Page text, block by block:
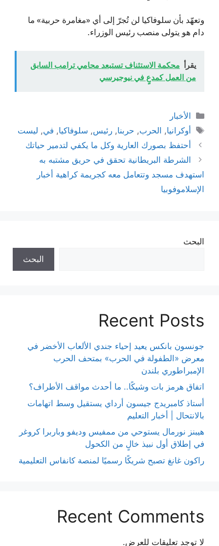
وتعهّد بأن سلوفاكيا لن تُجرّ إلى أي «مغامرة حربية» ما
دام هو يتولى منصب رئيس الوزراء.
يقرأ محكمة الاستئناف تستبعد محامي ترامب السابق
من العمل كمدعٍ في نيوجيرسي
التصنيفات
الأخبار
الوسوم
أوكرانيا, الحرب, حربنا,رئيس, سلوفاكيا, في, ليست
أحتفظ بصورك العارية وكل ما يكفي لتدمير حياتك
الشرطة البريطانية تحقق في حريق مشتبه به
استهدف مسجد وتتعامل معه كجريمة كراهية أخبار
الإسلاموفوبيا
البحث
البحث
Recent Posts
جونسون بانكس يعيد إحياء جندي الألعاب الأخضر في
معرض «الطفولة في الحرب» بمتحف الحرب
الإمبراطوري بلندن
اتفاق هرمز بات وشيكًا.. ما أحدث مواقف الأطراف؟
أستاذ كامبريدج جيسون أرداي يستقيل وسط اتهامات
بالانتحال | أخبار التعليم
هيبنز نورمال يستوحي من ممفيس وديفو وباربرا كروغر
في إطلاق أول نبيذ خالٍ من الكحول
راكون غانغ تصبح شريكًا رسميًا لمنصة كانفاس التعليمية
Recent Comments
لا توجد تعليقات للعرض.